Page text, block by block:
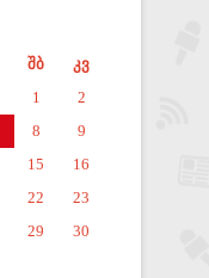
შბ
კვ
1
2
8
9
15
16
22
23
29
30